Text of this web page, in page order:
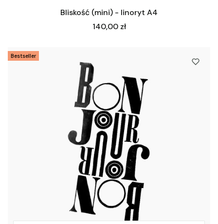
Bliskość (mini) - linoryt A4
Cena
140,00 zł
Bestseller